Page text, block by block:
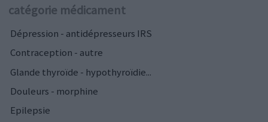
catégorie médicament
Dépression - antidépresseurs IRS
Contraception - autre
Glande thyroïde - hypothyroïdie...
Douleurs - morphine
Epilepsie